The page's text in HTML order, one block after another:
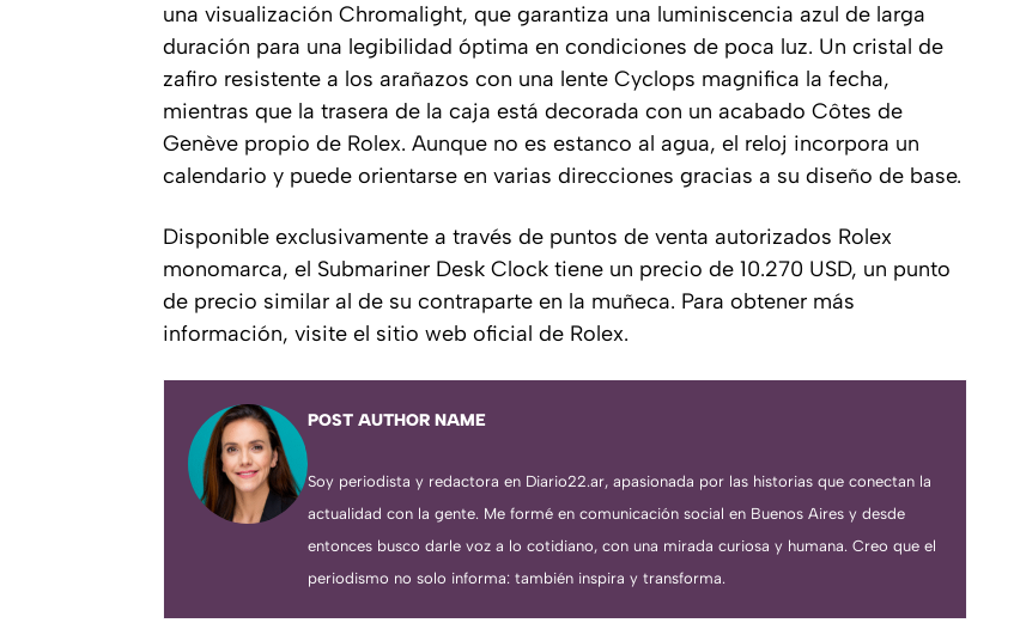
una visualización Chromalight, que garantiza una luminiscencia azul de larga
duración para una legibilidad óptima en condiciones de poca luz. Un cristal de
zafiro resistente a los arañazos con una lente Cyclops magnifica la fecha,
mientras que la trasera de la caja está decorada con un acabado Côtes de
Genève propio de Rolex. Aunque no es estanco al agua, el reloj incorpora un
calendario y puede orientarse en varias direcciones gracias a su diseño de base.
Disponible exclusivamente a través de puntos de venta autorizados Rolex
monomarca, el Submariner Desk Clock tiene un precio de 10.270 USD, un punto
de precio similar al de su contraparte en la muñeca. Para obtener más
información, visite el sitio web oficial de Rolex.
POST AUTHOR NAME
Soy periodista y redactora en Diario22.ar, apasionada por las historias que conectan la
actualidad con la gente. Me formé en comunicación social en Buenos Aires y desde
entonces busco darle voz a lo cotidiano, con una mirada curiosa y humana. Creo que el
periodismo no solo informa: también inspira y transforma.